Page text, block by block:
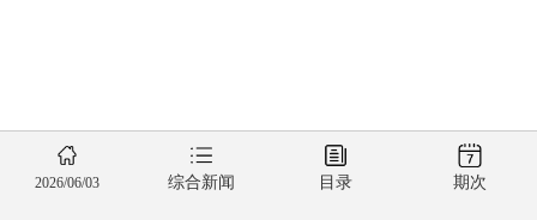
2026/06/03 综合新闻 目录 期次